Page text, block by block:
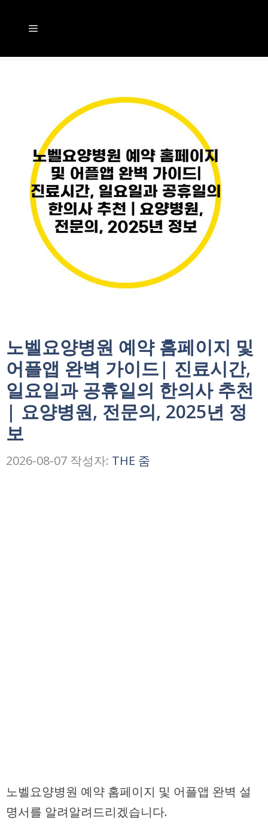
메
뉴
노벨요양병원 예약 홈페이지 및
어플앱 완벽 가이드| 진료시간,
일요일과 공휴일의 한의사 추천
| 요양병원, 전문의, 2025년 정
보
2026-08-07 작성자: THE 줌
노벨요양병원 예약 홈페이지 및 어플앱 완벽 설
명서를 알려알려드리겠습니다.